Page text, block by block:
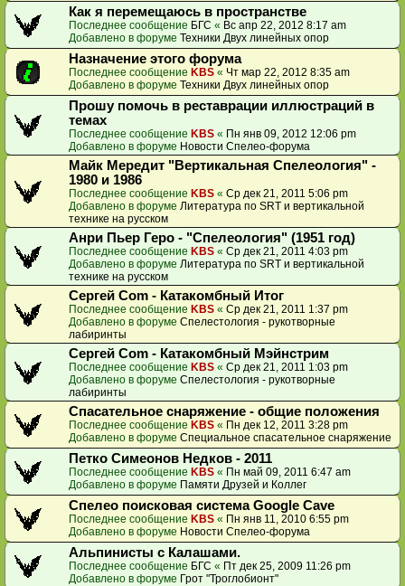
Как я перемещаюсь в пространстве
Последнее сообщение БГС « Вс апр 22, 2012 8:17 am
Добавлено в форуме Техники Двух линейных опор
Назначение этого форума
Последнее сообщение KBS « Чт мар 22, 2012 8:35 am
Добавлено в форуме Техники Двух линейных опор
Прошу помочь в реставрации иллюстраций в
темах
Последнее сообщение KBS « Пн янв 09, 2012 12:06 pm
Добавлено в форуме Новости Спелео-форума
Майк Мередит "Вертикальная Спелеология" -
1980 и 1986
Последнее сообщение KBS « Ср дек 21, 2011 5:06 pm
Добавлено в форуме Литература по SRT и вертикальной
технике на русском
Анри Пьер Геро - "Спелеология" (1951 год)
Последнее сообщение KBS « Ср дек 21, 2011 4:03 pm
Добавлено в форуме Литература по SRT и вертикальной
технике на русском
Сергей Com - Катакомбный Итог
Последнее сообщение KBS « Ср дек 21, 2011 1:37 pm
Добавлено в форуме Спелестология - рукотворные
лабиринты
Сергей Com - Катакомбный Мэйнстрим
Последнее сообщение KBS « Ср дек 21, 2011 1:03 pm
Добавлено в форуме Спелестология - рукотворные
лабиринты
Спасательное снаряжение - общие положения
Последнее сообщение KBS « Пн дек 12, 2011 3:28 pm
Добавлено в форуме Специальное спасательное снаряжение
Петко Симеонов Недков - 2011
Последнее сообщение KBS « Пн май 09, 2011 6:47 am
Добавлено в форуме Памяти Друзей и Коллег
Спелео поисковая система Google Cave
Последнее сообщение KBS « Пн янв 11, 2010 6:55 pm
Добавлено в форуме Новости Спелео-форума
Альпинисты с Калашами.
Последнее сообщение БГС « Пт дек 25, 2009 11:26 pm
Добавлено в форуме Грот "Троглобионт"